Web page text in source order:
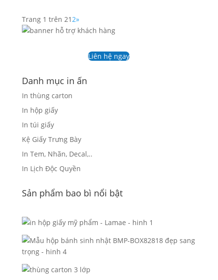
Trang 1 trên 212»
Liên hệ ngay
Danh mục in ấn
In thùng carton
In hộp giấy
In túi giấy
Kệ Giấy Trưng Bày
In Tem, Nhãn, Decal,..
In Lịch Độc Quyền
Sản phẩm bao bì nổi bật